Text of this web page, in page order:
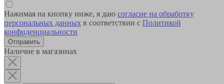
Нажимая на кнопку ниже, я даю согласие на обработку
персональных данных в соответствии с Политикой
конфиденциальности
Наличие в магазинах